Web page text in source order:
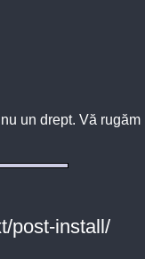
un drept. Vă rugăm
post-install/